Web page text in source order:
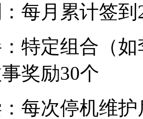
每月累计签
特定组合（
奖励30个
每次停机维